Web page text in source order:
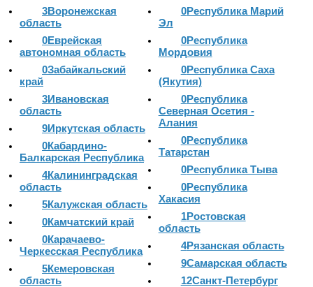
3Воронежская
область
0Еврейская
автономная область
0Забайкальский
край
3Ивановская
область
9Иркутская область
0Кабардино-
Балкарская Республика
4Калининградская
область
5Калужская область
0Камчатский край
0Карачаево-
Черкесская Республика
5Кемеровская
область
0Республика Марий
Эл
0Республика
Мордовия
0Республика Саха
(Якутия)
0Республика
Северная Осетия -
Алания
0Республика
Татарстан
0Республика Тыва
0Республика
Хакасия
1Ростовская
область
4Рязанская область
9Самарская область
12Санкт-Петербург